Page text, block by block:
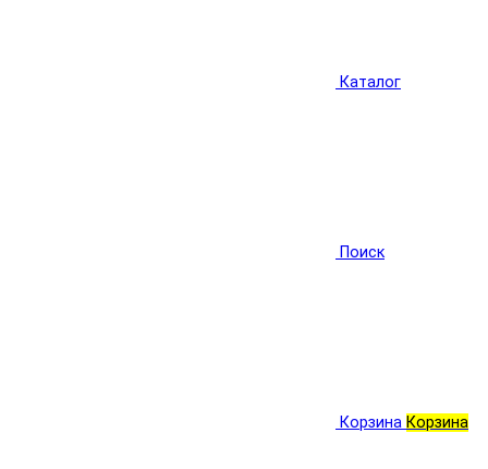
Каталог
Поиск
Корзина Корзина